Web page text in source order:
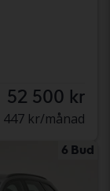
52 500 kr
447 kr/månad
6 Bud